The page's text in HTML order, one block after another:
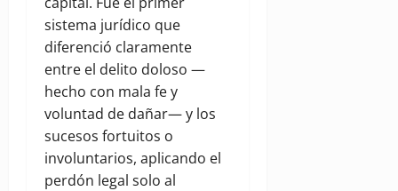
sistema jurídico que
diferenció claramente
entre el delito doloso —
hecho con mala fe y
voluntad de dañar— y los
sucesos fortuitos o
involuntarios, aplicando el
perdón legal solo al